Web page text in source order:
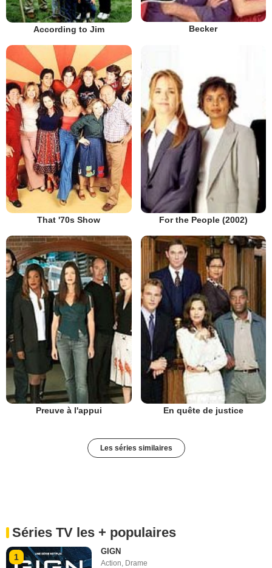
According to Jim Becker
That '70s Show For the People (2002)
Preuve à l'appui En quête de justice
Les séries similaires
Séries TV les + populaires
1
GIGN
Action Drame